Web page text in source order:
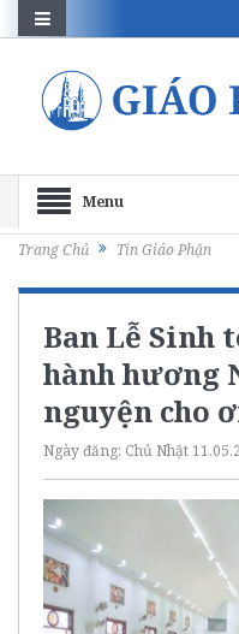
Menu
Trang Chủ Tin Giáo Phận
Ban Lễ Sinh
hành hương
nguyện cho
Ngày đăng: Chủ Nhật